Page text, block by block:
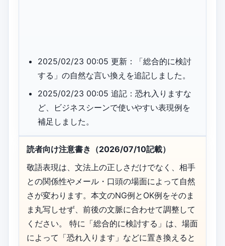
2025/02/23 00:05 更新：「総合的に検討
する」の自然な言い換えを追記しました。
2025/02/23 00:05 追記：恐れ入りますな
ど、ビジネスシーンで使いやすい表現例を
補足しました。
読者向け注意書き（2026/07/10記載）
敬語表現は、文法上の正しさだけでなく、相手
との関係性やメール・口頭の場面によって自然
さが変わります。本文のNG例とOK例をそのま
ま丸写しせず、前後の文脈に合わせて調整して
ください。 特に「総合的に検討する」は、場面
によって「恐れ入ります」などに置き換えると